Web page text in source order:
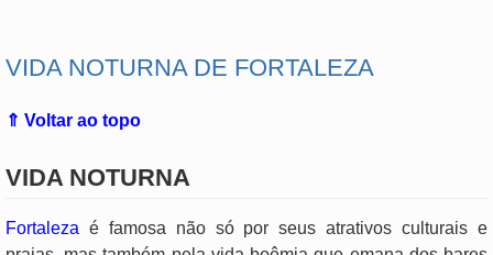
VIDA NOTURNA DE FORTALEZA
⇑ Voltar ao topo
VIDA NOTURNA
Fortaleza é famosa não só por seus atrativos culturais e